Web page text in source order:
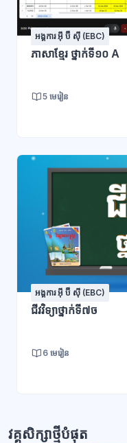
អង្គការ អ៊ី ប៊ី ស៊ី (EBC)
ភាសាខ្មែរ ថ្នាក់ទី១០ A
5 មេរៀន
អង្គការ អ៊ី ប៊ី ស៊ី (EBC)
ជីវវិទ្យាថ្នាក់ទី៧ច
6 មេរៀន
វគ្គសិក្សាថ្មីបំផុត